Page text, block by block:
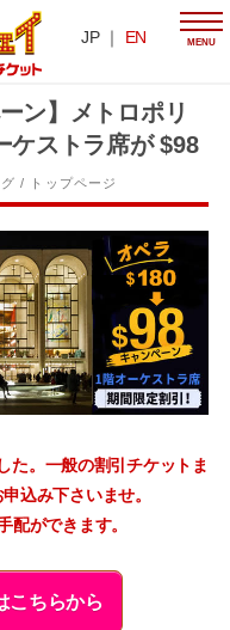
JP ｜ EN MENU
ン】メトロポリ
ケストラ席が $98
/ トップページ
た。一般の割引チケットま
込み下さいませ。
配ができます。
こちらから